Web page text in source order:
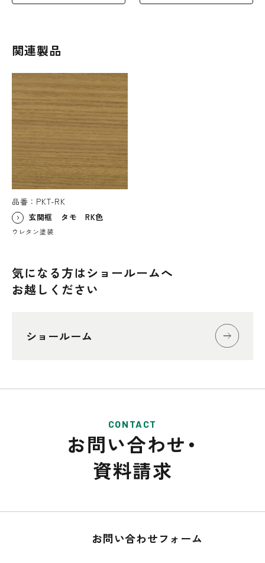
関連製品
品番：PKT-RK
玄関框 タモ RK色
ウレタン塗装
気になる方はショールームへ
お越しください
ショールーム
CONTACT
お問い合わせ・
資料請求
お問い合わせフォーム